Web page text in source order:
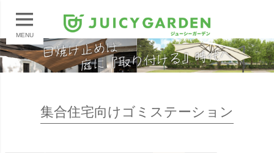
MENU
集合住宅向けゴミステーション